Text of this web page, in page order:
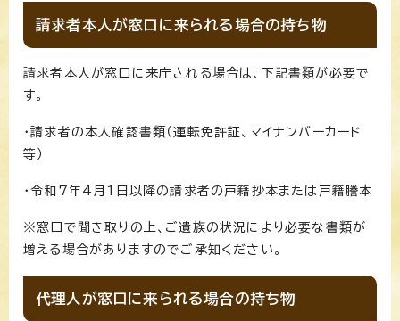
請求者本人が窓口に来られる場合の持ち物
請求者本人が窓口に来庁される場合は、下記書類が必要で
す。
・請求者の本人確認書類（運転免許証、マイナンバーカード
等）
・令和7年4月1日以降の請求者の戸籍抄本または戸籍謄本
※窓口で聞き取りの上、ご遺族の状況により必要な書類が
増える場合がありますのでご承知ください。
代理人が窓口に来られる場合の持ち物